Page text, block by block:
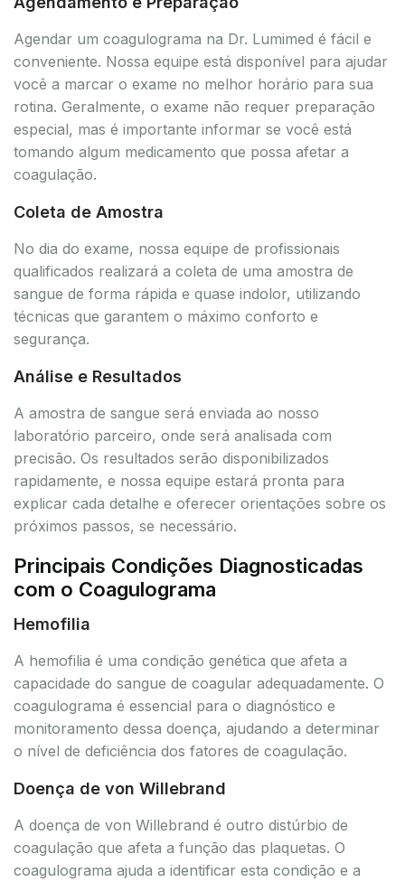
Agendar um coagulograma na Dr. Lumimed é fácil e
conveniente. Nossa equipe está disponível para ajudar
você a marcar o exame no melhor horário para sua
rotina. Geralmente, o exame não requer preparação
especial, mas é importante informar se você está
tomando algum medicamento que possa afetar a
coagulação.
Coleta de Amostra
No dia do exame, nossa equipe de profissionais
qualificados realizará a coleta de uma amostra de
sangue de forma rápida e quase indolor, utilizando
técnicas que garantem o máximo conforto e
segurança.
Análise e Resultados
A amostra de sangue será enviada ao nosso
laboratório parceiro, onde será analisada com
precisão. Os resultados serão disponibilizados
rapidamente, e nossa equipe estará pronta para
explicar cada detalhe e oferecer orientações sobre os
próximos passos, se necessário.
Principais Condições Diagnosticadas
com o Coagulograma
Hemofilia
A hemofilia é uma condição genética que afeta a
capacidade do sangue de coagular adequadamente. O
coagulograma é essencial para o diagnóstico e
monitoramento dessa doença, ajudando a determinar
o nível de deficiência dos fatores de coagulação.
Doença de von Willebrand
A doença de von Willebrand é outro distúrbio de
coagulação que afeta a função das plaquetas. O
coagulograma ajuda a identificar esta condição e a